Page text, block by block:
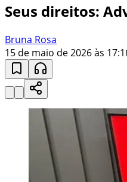
Seus direitos:
Bruna Rosa
15 de maio de 2026 às